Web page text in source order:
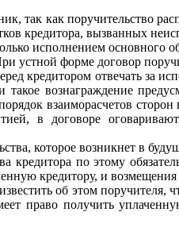
так как поручительство
кредитора, вызванных
исполнением основного
форме договор
кредитором отвечать за
такое вознаграждение
взаиморасчетов
в договоре
которое возникнет в
по этому
кредитору, и
об этом
право получить